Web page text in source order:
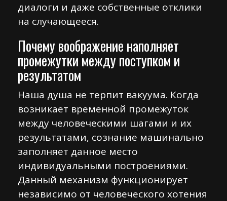
диалоги и даже собственные отклики
на случающееся.
Почему воображение наполняет
промежутки между поступком и
результатом
Наша душа не терпит вакуума. Когда
возникает временной промежуток
между человеческими шагами и их
результатами, сознание машинально
заполняет данное место
индивидуальными построениями.
Данный механизм функционирует
независимо от человеческого хотения